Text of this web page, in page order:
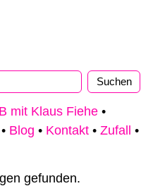
mit Klaus Fiehe •
• Blog • Kontakt • Zufall
•
gefunden.